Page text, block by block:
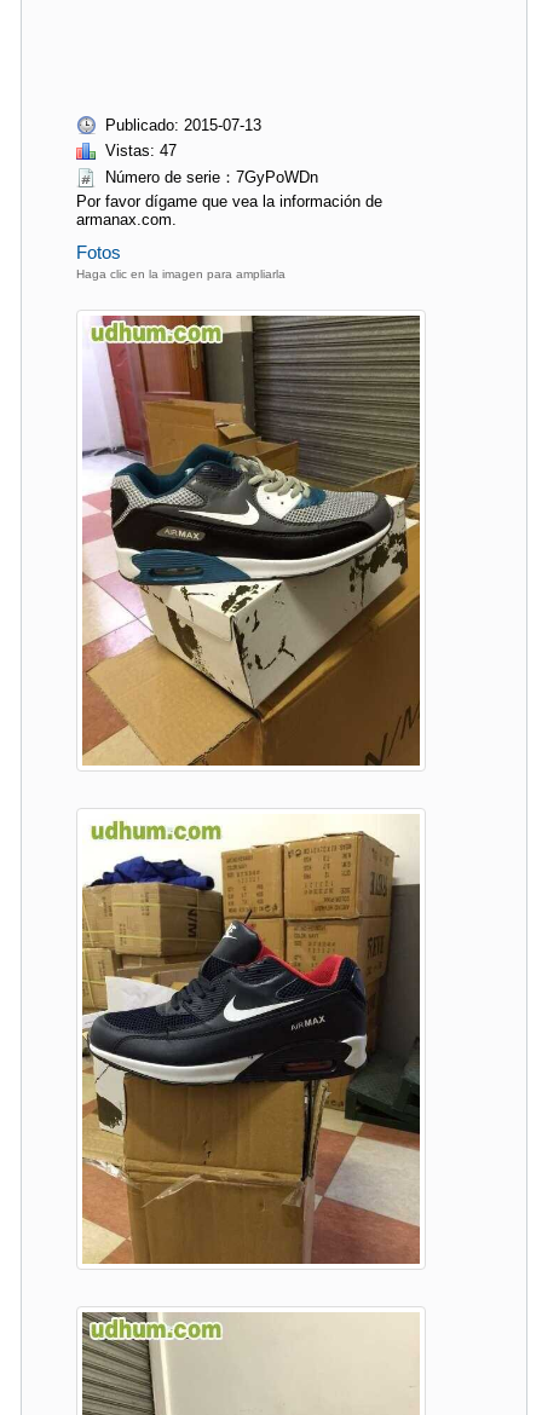
Publicado: 2015-07-13
Vistas: 47
Número de serie：7GyPoWDn
Por favor dígame que vea la información de
armanax.com.
Fotos
Haga clic en la imagen para ampliarla